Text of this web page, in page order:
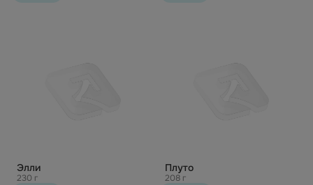
Элли
230 г
Плуто
208 г